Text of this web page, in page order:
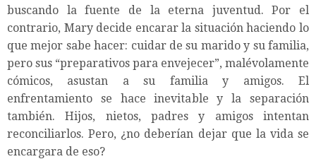
buscando la fuente de la eterna juventud. Por el
contrario, Mary decide encarar la situación haciendo lo
que mejor sabe hacer: cuidar de su marido y su familia,
pero sus “preparativos para envejecer”, malévolamente
cómicos, asustan a su familia y amigos. El
enfrentamiento se hace inevitable y la separación
también. Hijos, nietos, padres y amigos intentan
reconciliarlos. Pero, ¿no deberían dejar que la vida se
encargara de eso?